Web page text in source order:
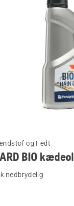
og Fedt
BIO
nedbrydelig